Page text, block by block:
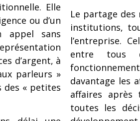
Elle
ou d’un
appel sans
d’argent, à
parleurs »
des « petites
Le partage
institutions,
l’entreprise.
entre tous
davantage les
affaires
toutes les